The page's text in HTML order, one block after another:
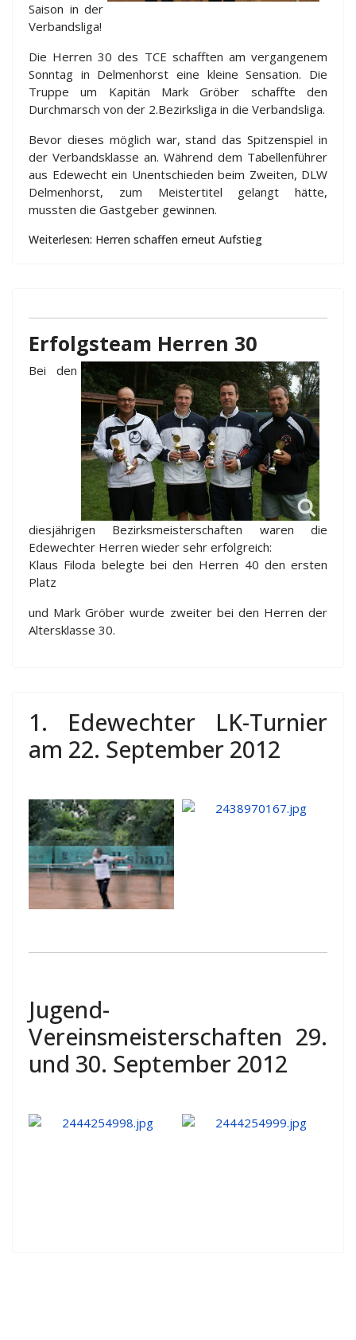
Saison in der
Verbandsliga!
Die Herren 30 des TCE schafften am vergangenem
Sonntag in Delmenhorst eine kleine Sensation. Die
Truppe um Kapitän Mark Gröber schaffte den
Durchmarsch von der 2.Bezirksliga in die Verbandsliga.
Bevor dieses möglich war, stand das Spitzenspiel in
der Verbandsklasse an. Während dem Tabellenführer
aus Edewecht ein Unentschieden beim Zweiten, DLW
Delmenhorst, zum Meistertitel gelangt hätte,
mussten die Gastgeber gewinnen.
Weiterlesen: Herren schaffen erneut Aufstieg
Erfolgsteam Herren 30
Bei den
diesjährigen Bezirksmeisterschaften waren die
Edewechter Herren wieder sehr erfolgreich:
Klaus Filoda belegte bei den Herren 40 den ersten
Platz
und Mark Gröber wurde zweiter bei den Herren der
Altersklasse 30.
1. Edewechter LK-Turnier
am 22. September 2012
Jugend-
Vereinsmeisterschaften 29.
und 30. September 2012